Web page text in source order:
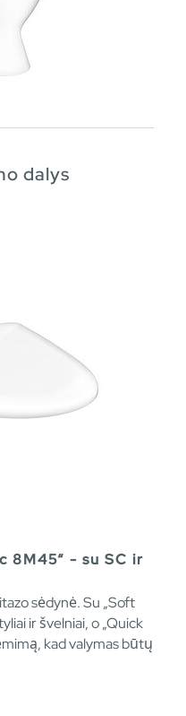
dalys
8M45“ - su SC ir
sėdynė. Su „Soft
ir švelniai, o „Quick
kad valymas būtų